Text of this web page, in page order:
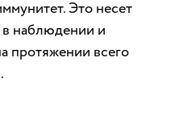
Это несет
в наблюдении и
протяжении всего